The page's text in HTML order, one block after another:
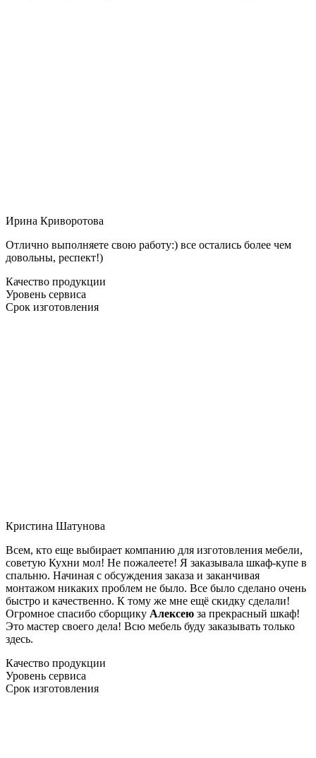
Ирина Криворотова
Отлично выполняете свою работу:) все остались более чем
довольны, респект!)
Качество продукции
Уровень сервиса
Срок изготовления
Кристина Шатунова
Всем, кто еще выбирает компанию для изготовления мебели,
советую Кухни мол! Не пожалеете! Я заказывала шкаф-купе в
спальню. Начиная с обсуждения заказа и заканчивая
монтажом никаких проблем не было. Все было сделано очень
быстро и качественно. К тому же мне ещё скидку сделали!
Огромное спасибо сборщику Алексею за прекрасный шкаф!
Это мастер своего дела! Всю мебель буду заказывать только
здесь.
Качество продукции
Уровень сервиса
Срок изготовления